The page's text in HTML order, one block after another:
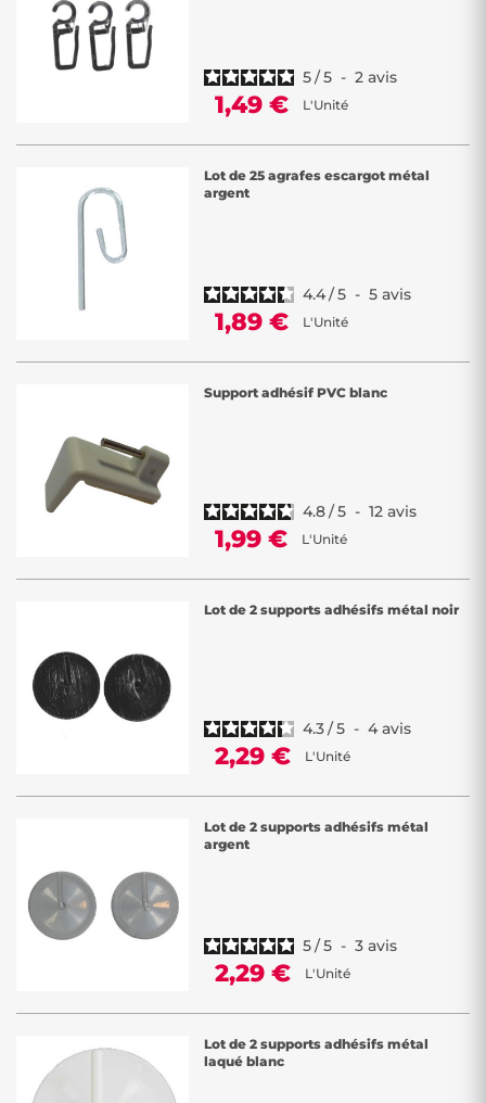
5/5 - 2 avis
1,49 € L'Unité
Lot de 25 agrafes escargot métal
argent
4.4/5 - 5 avis
1,89 € L'Unité
Support adhésif PVC blanc
4.8/5 - 12 avis
1,99 € L'Unité
Lot de 2 supports adhésifs métal noir
4.3/5 - 4 avis
2,29 € L'Unité
Lot de 2 supports adhésifs métal
argent
5/5 - 3 avis
2,29 € L'Unité
Lot de 2 supports adhésifs métal
laqué blanc